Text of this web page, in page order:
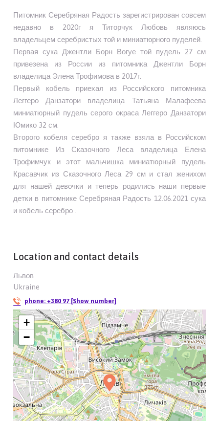
Питомник Серебряная Радость зарегистрирован совсем
недавно в 2020г я Титорчук Любовь являюсь
владельцем серебристых той и миниатюрного пуделей.
Первая сука Джентли Борн Вогуе той пудель 27 см
привезена из России из питомника Джентли Борн
владелица Элена Трофимова в 2017г.
Первый кобель приехал из Российского питомника
Леггеро Данзатори владелица Татьяна Малафеева
миниатюрный пудель серого окраса Леггеро Данзатори
Юмико 32 см.
Второго кобеля серебро я также взяла в Российском
питомнике Из Сказочного Леса владелица Елена
Трофимчук и этот мальчишка миниатюрный пудель
Красавчик из Сказочного Леса 29 см и стал женихом
для нашей девочки и теперь родились наши первые
детки в питомнике Серебряная Радость 12.06.2021 сука
и кобель серебро .
Location and contact details
Львов
Ukraine
phone: +380 97 [Show number]
+
−